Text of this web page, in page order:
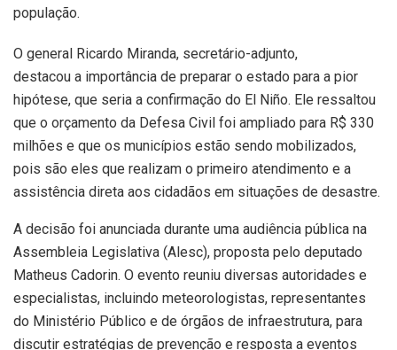
população.
O general Ricardo Miranda, secretário-adjunto,
destacou a importância de preparar o estado para a pior
hipótese, que seria a confirmação do El Niño. Ele ressaltou
que o orçamento da Defesa Civil foi ampliado para R$ 330
milhões e que os municípios estão sendo mobilizados,
pois são eles que realizam o primeiro atendimento e a
assistência direta aos cidadãos em situações de desastre.
A decisão foi anunciada durante uma audiência pública na
Assembleia Legislativa (Alesc), proposta pelo deputado
Matheus Cadorin. O evento reuniu diversas autoridades e
especialistas, incluindo meteorologistas, representantes
do Ministério Público e de órgãos de infraestrutura, para
discutir estratégias de prevenção e resposta a eventos